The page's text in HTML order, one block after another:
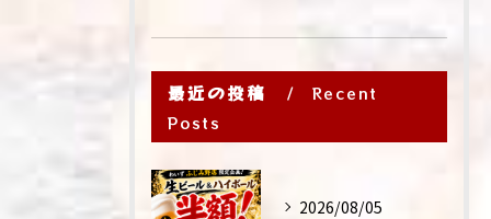
最近の投稿
Recent
Posts
2026/08/05